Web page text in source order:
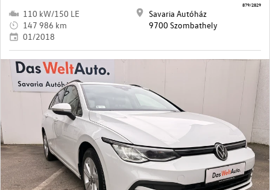
110 kW/150 LE
147 986 km
01/2018
Savaria Autóház
9700 Szombathely
879/2829